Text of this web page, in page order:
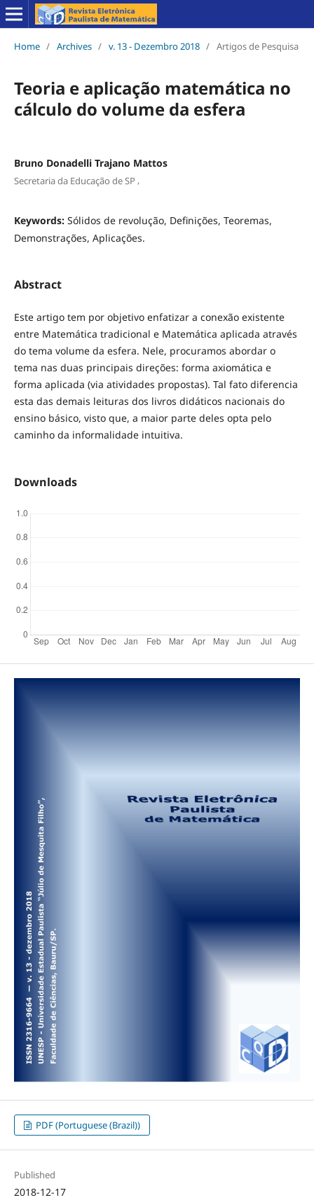
Home / Archives / v. 13 - Dezembro 2018 / Artigos de Pesquisa
Teoria e aplicação matemática no
cálculo do volume da esfera
Bruno Donadelli Trajano Mattos
Secretaria da Educação de SP ,
Keywords: Sólidos de revolução, Definições, Teoremas,
Demonstrações, Aplicações.
Abstract
Este artigo tem por objetivo enfatizar a conexão existente
entre Matemática tradicional e Matemática aplicada através
do tema volume da esfera. Nele, procuramos abordar o
tema nas duas principais direções: forma axiomática e
forma aplicada (via atividades propostas). Tal fato diferencia
esta das demais leituras dos livros didáticos nacionais do
ensino básico, visto que, a maior parte deles opta pelo
caminho da informalidade intuitiva.
Downloads
PDF (Portuguese (Brazil))
Published
2018-12-17